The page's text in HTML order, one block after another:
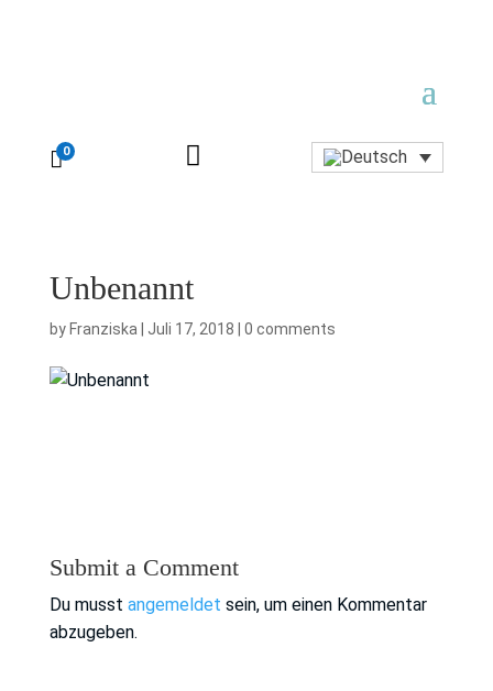
0 
Unbenannt
by Franziska Juli 17, 2018 0 comments
Submit a Comment
Du musst angemeldet sein, um einen Kommentar
abzugeben.